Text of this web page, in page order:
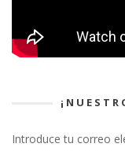
Introduce tu correo